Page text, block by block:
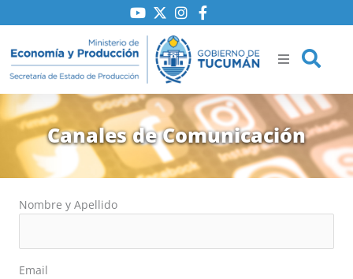
al
Canales de Comunicación
Nombre y Apellido
Email